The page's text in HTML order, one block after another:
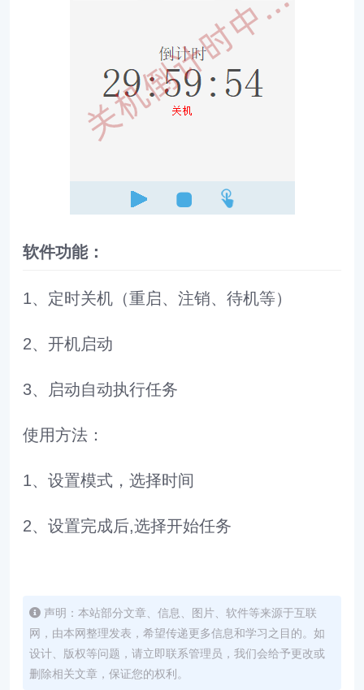
软件功能：
1、定时关机（重启、注销、待机等）
2、开机启动
3、启动自动执行任务
使用方法：
1、设置模式，选择时间
2、设置完成后,选择开始任务
声明：本站部分文章、信息、图片、软件等来源于互联
网，由本网整理发表，希望传递更多信息和学习之目的。如
设计、版权等问题，请立即联系管理员，我们会给予更改或
删除相关文章，保证您的权利。